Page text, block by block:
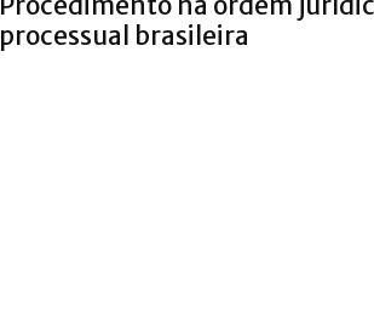
processual brasileira